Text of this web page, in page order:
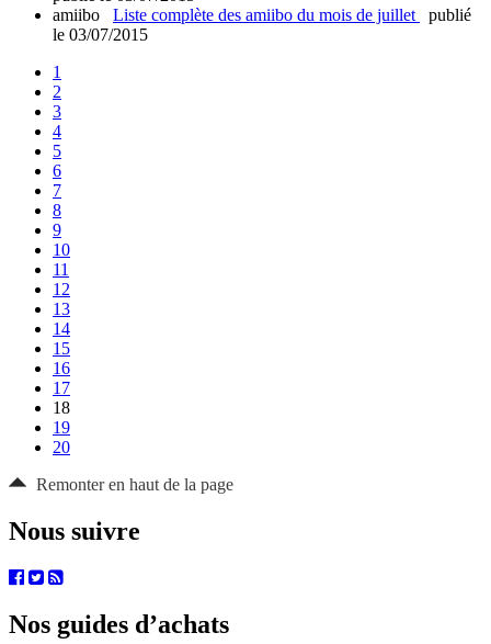
amiibo
Liste complète des amiibo du mois de juillet
publié
le 03/07/2015
1
2
3
4
5
6
7
8
9
10
11
12
13
14
15
16
17
18
19
20
Remonter en haut de la page
Nous suivre
Nos guides d’achats